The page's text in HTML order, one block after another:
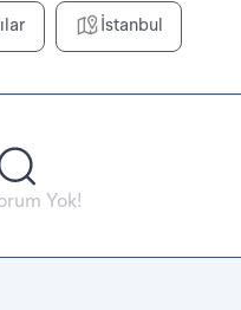
İstanbul
Yok!